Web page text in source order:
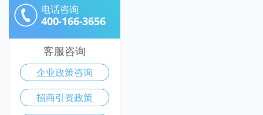
电话咨询
400-166-3656
客服咨询
企业政策咨询
招商引资政策